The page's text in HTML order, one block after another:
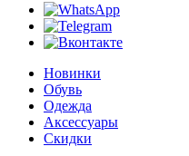
Новинки
Обувь
Одежда
Аксессуары
Скидки